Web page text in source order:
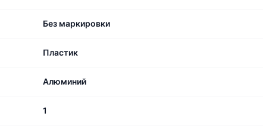
Без маркировки
Пластик
Алюминий
1